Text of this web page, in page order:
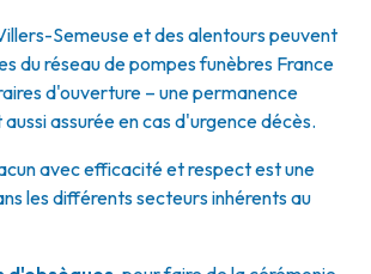
Semeuse et des alentours peuvent
du réseau de pompes funèbres France
d'ouverture – une permanence
assurée en cas d'urgence décès.
avec efficacité et respect est une
les différents secteurs inhérents au